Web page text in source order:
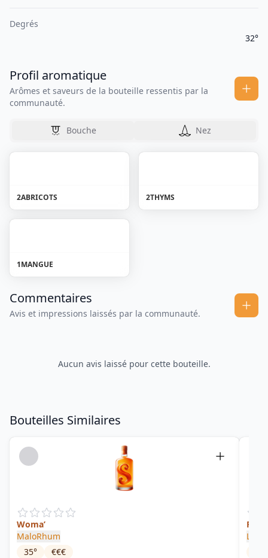
Degrés
32°
Profil aromatique
Arômes et saveurs de la bouteille ressentis par la
communauté.
Bouche Nez
2ABRICOTS 2THYMS
1MANGUE
Commentaires
Avis et impressions laissés par la communauté.
Aucun avis laissé pour cette bouteille.
Bouteilles Similaires
Woma’
MaloRhum
35° €€€